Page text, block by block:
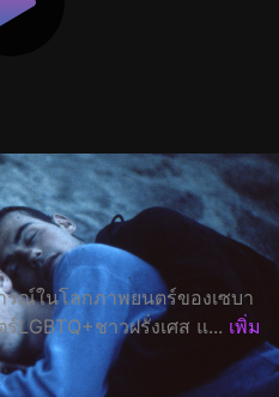
รณ์ในโลกภาพยนตร์ของเซบา
ชาวฝรั่งเศส แ... เพิ่ม